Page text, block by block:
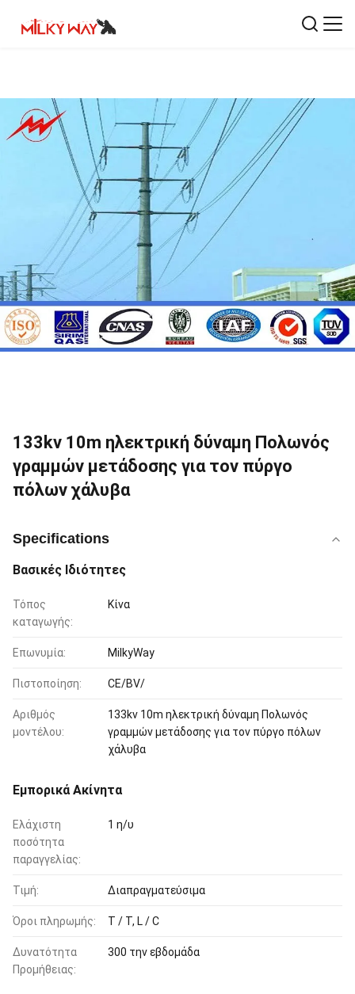
133kv 10m ηλεκτρική δύναμη Πολωνός
γραμμών μετάδοσης για τον πύργο
πόλων χάλυβα
Specifications
Βασικές Ιδιότητες
Τόπος
καταγωγής:
Κίνα
Επωνυμία: MilkyWay
Πιστοποίηση: CE/BV/
Αριθμός
μοντέλου:
133kv 10m ηλεκτρική δύναμη Πολωνός
γραμμών μετάδοσης για τον πύργο πόλων
χάλυβα
Εμπορικά Ακίνητα
Ελάχιστη
ποσότητα
παραγγελίας:
1 η/υ
Τιμή: Διαπραγματεύσιμα
Όροι πληρωμής: T / T, L / C
Δυνατότητα
Προμήθειας:
300 την εβδομάδα